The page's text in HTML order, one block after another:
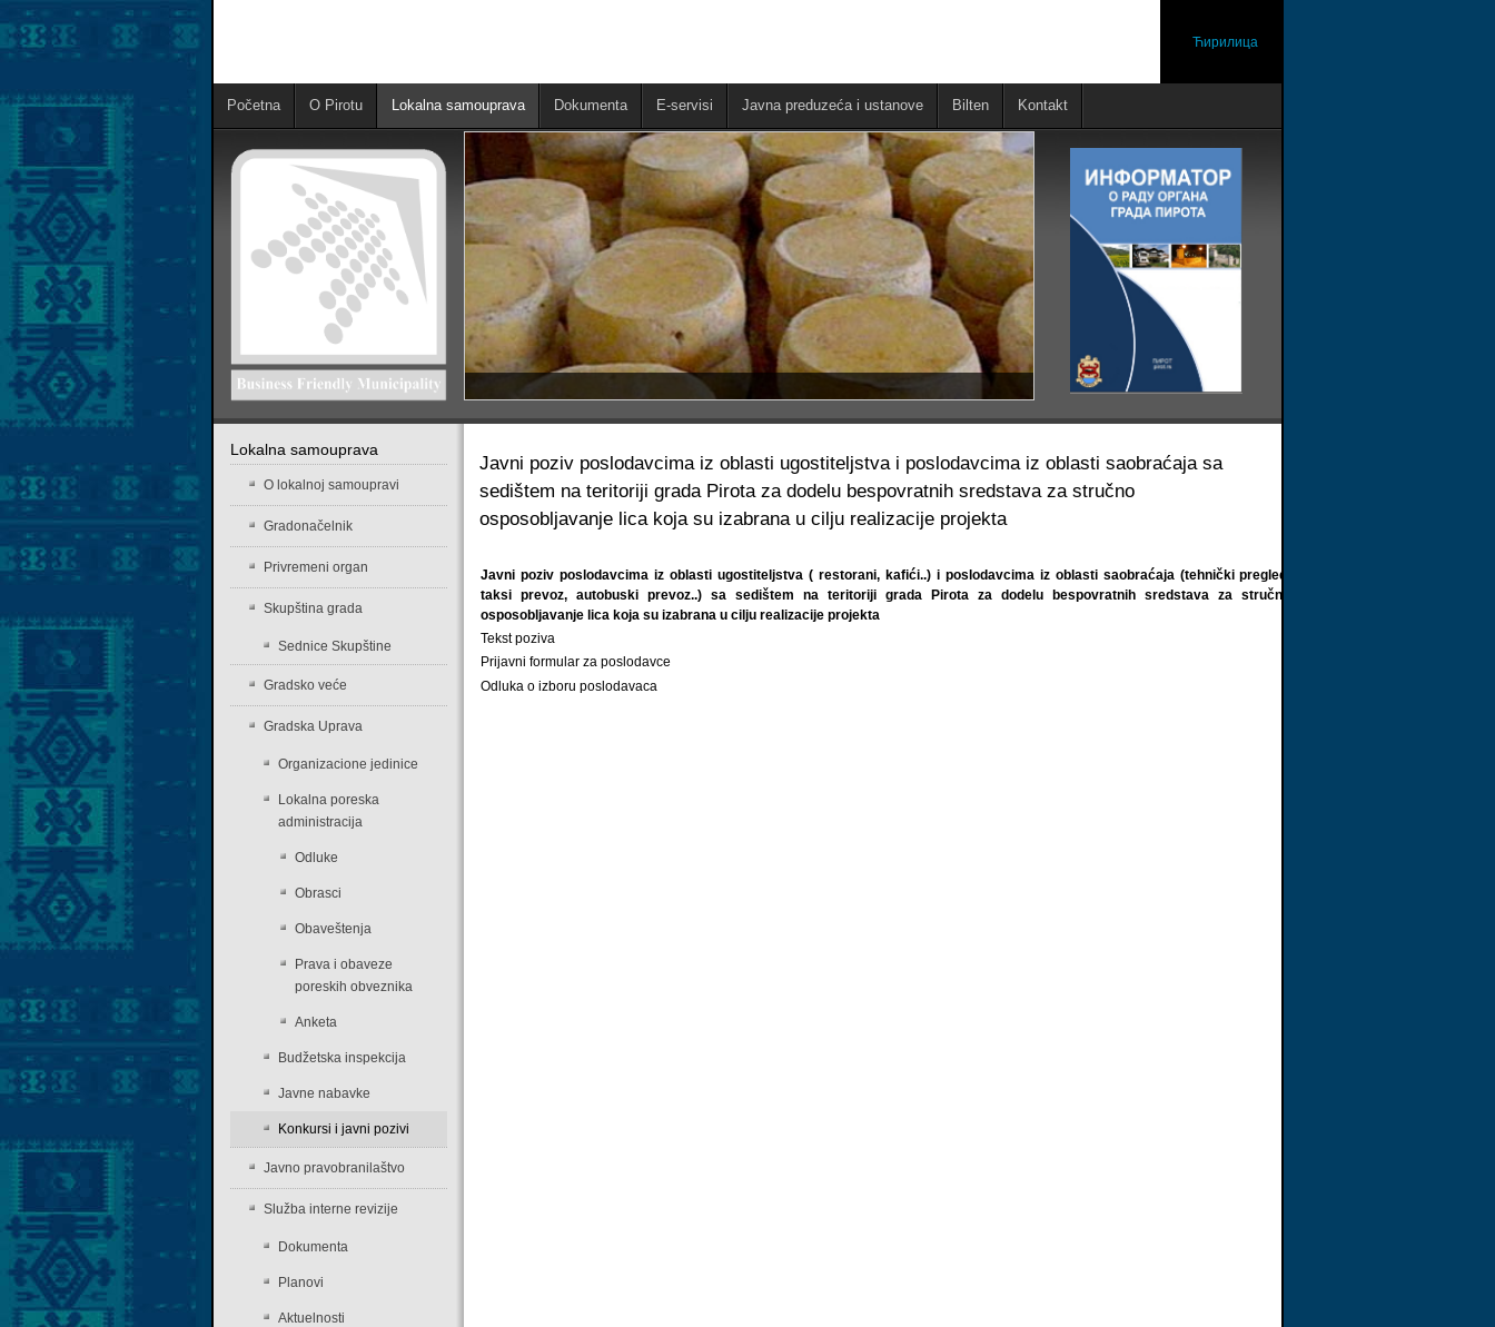
Ћирилица
Početna O Pirotu Lokalna samouprava Dokumenta E-servisi Javna preduzeća i ustanove Bilten Kontakt
Javni poziv poslodavcima iz oblasti ugostiteljstva i poslodavcima iz oblasti saobraćaja sa
sedištem na teritoriji grada Pirota za dodelu bespovratnih sredstava za stručno
osposobljavanje lica koja su izabrana u cilju realizacije projekta
Javni poziv poslodavcima iz oblasti ugostiteljstva ( restorani, kafići..) i poslodavcima iz oblasti saobraćaja (tehnički pregled,
taksi prevoz, autobuski prevoz..) sa sedištem na teritoriji grada Pirota za dodelu bespovratnih sredstava za stručno
osposobljavanje lica koja su izabrana u cilju realizacije projekta
Tekst poziva
Prijavni formular za poslodavce
Odluka o izboru poslodavaca
Lokalna samouprava
O lokalnoj samoupravi
Gradonačelnik
Privremeni organ
Skupština grada
Sednice Skupštine
Gradsko veće
Gradska Uprava
Organizacione jedinice
Lokalna poreska
administracija
Odluke
Obrasci
Obaveštenja
Prava i obaveze
poreskih obveznika
Anketa
Budžetska inspekcija
Javne nabavke
Konkursi i javni pozivi
Javno pravobranilaštvo
Služba interne revizije
Dokumenta
Planovi
Aktuelnosti